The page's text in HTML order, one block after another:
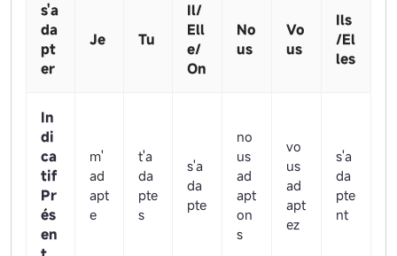
s'a
da
pt
er
Je Tu
Il/
Ell
e/
On
No
us
Vo
us
Ils
/El
les
In
di
ca
tif
Pr
és
en
m'
ad
apt
e
t'a
da
pte
s
s'a
da
pte
no
us
ad
apt
on
s
vo
us
ad
apt
ez
s'a
da
pte
nt